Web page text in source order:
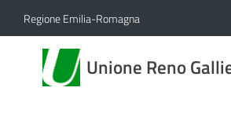
Vai al contenuto
Vai alla navigazione
Vai al footer
Regione Emilia-Romagna
Unione Reno
Unione
Reno